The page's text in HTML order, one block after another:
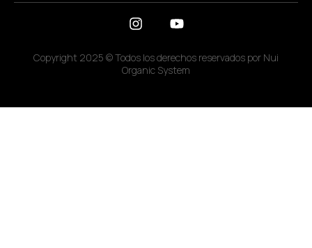
Copyright 2025 © Todos los derechos reservados por Nui
Organic System